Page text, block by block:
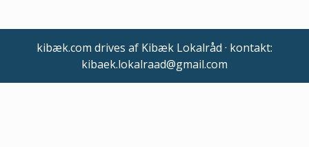
kibæk.com drives af Kibæk Lokalråd · kontakt:
kibaek.lokalraad@gmail.com